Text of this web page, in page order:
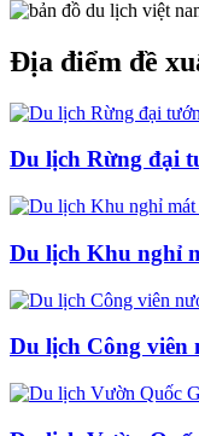
Địa điểm đề
Du lịch Rừng đại
Du lịch Khu nghỉ
Du lịch Công viên